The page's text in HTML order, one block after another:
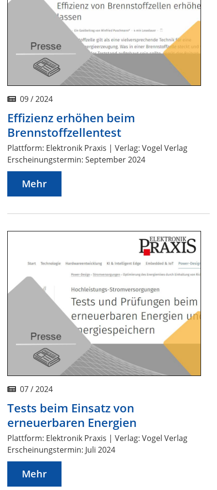
09 / 2024
Effizienz erhöhen beim
Brennstoffzellentest
Plattform: Elektronik Praxis | Verlag: Vogel Verlag
Erscheinungstermin: September 2024
Mehr
07 / 2024
Tests beim Einsatz von
erneuerbaren Energien
Plattform: Elektronik Praxis | Verlag: Vogel Verlag
Erscheinungstermin: Juli 2024
Mehr